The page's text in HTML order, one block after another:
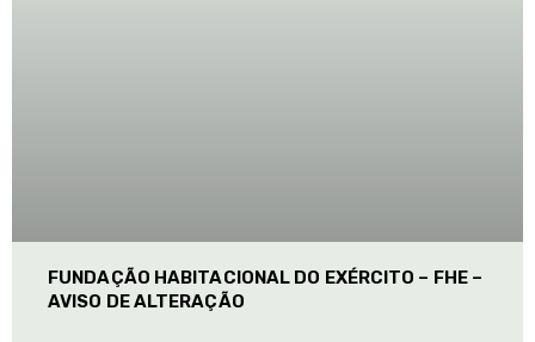
FUNDAÇÃO HABITACIONAL DO EXÉRCITO – FHE –
AVISO DE ALTERAÇÃO